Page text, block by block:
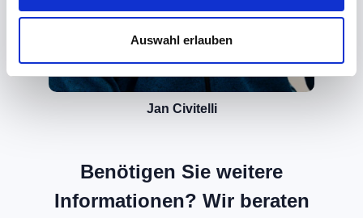
Auswahl erlauben
Jan Civitelli
Benötigen Sie weitere
Informationen? Wir beraten